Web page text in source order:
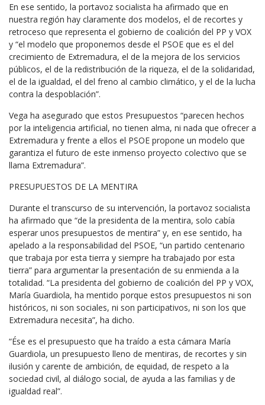
En ese sentido, la portavoz socialista ha afirmado que en
nuestra región hay claramente dos modelos, el de recortes y
retroceso que representa el gobierno de coalición del PP y VOX
y “el modelo que proponemos desde el PSOE que es el del
crecimiento de Extremadura, el de la mejora de los servicios
públicos, el de la redistribución de la riqueza, el de la solidaridad,
el de la igualdad, el del freno al cambio climático, y el de la lucha
contra la despoblación”.
Vega ha asegurado que estos Presupuestos “parecen hechos
por la inteligencia artificial, no tienen alma, ni nada que ofrecer a
Extremadura y frente a ellos el PSOE propone un modelo que
garantiza el futuro de este inmenso proyecto colectivo que se
llama Extremadura”.
PRESUPUESTOS DE LA MENTIRA
Durante el transcurso de su intervención, la portavoz socialista
ha afirmado que “de la presidenta de la mentira, solo cabía
esperar unos presupuestos de mentira” y, en ese sentido, ha
apelado a la responsabilidad del PSOE, “un partido centenario
que trabaja por esta tierra y siempre ha trabajado por esta
tierra” para argumentar la presentación de su enmienda a la
totalidad. “La presidenta del gobierno de coalición del PP y VOX,
María Guardiola, ha mentido porque estos presupuestos ni son
históricos, ni son sociales, ni son participativos, ni son los que
Extremadura necesita”, ha dicho.
“Ése es el presupuesto que ha traído a esta cámara María
Guardiola, un presupuesto lleno de mentiras, de recortes y sin
ilusión y carente de ambición, de equidad, de respeto a la
sociedad civil, al diálogo social, de ayuda a las familias y de
igualdad real”.